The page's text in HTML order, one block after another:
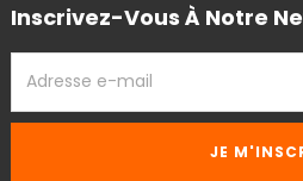
Inscrivez-Vous À Notre
EMAIL